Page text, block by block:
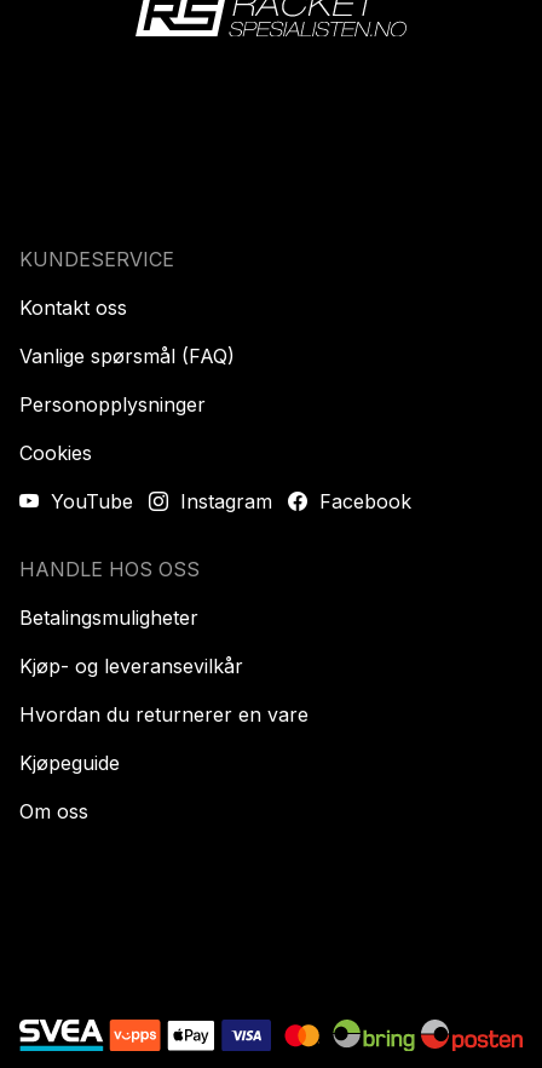
KUNDESERVICE
Kontakt oss
Vanlige spørsmål (FAQ)
Personopplysninger
Cookies
YouTube
Instagram Facebook
HANDLE HOS OSS
Betalingsmuligheter
Kjøp- og leveransevilkår
Hvordan du returnerer en vare
Kjøpeguide
Om oss